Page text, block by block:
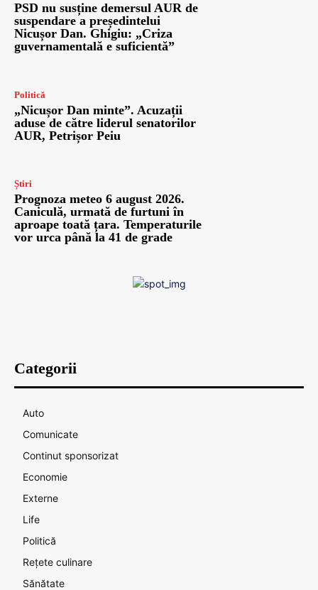
PSD nu susține demersul AUR de
suspendare a președintelui
Nicușor Dan. Ghigiu: „Criza
guvernamentală e suficientă”
Politică
„Nicușor Dan minte”. Acuzații
aduse de către liderul senatorilor
AUR, Petrișor Peiu
Știri
Prognoza meteo 6 august 2026.
Caniculă, urmată de furtuni în
aproape toată țara. Temperaturile
vor urca până la 41 de grade
Categorii
Auto
Comunicate
Continut sponsorizat
Economie
Externe
Life
Politică
Rețete culinare
Sănătate